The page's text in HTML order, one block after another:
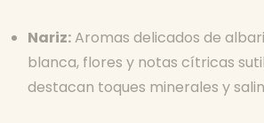
Nariz:Aromas delicados de
blanca, flores y notas cítricas
destacan toques minerales y